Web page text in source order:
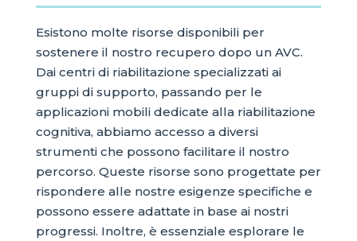
Esistono molte risorse disponibili per
sostenere il nostro recupero dopo un AVC.
Dai centri di riabilitazione specializzati ai
gruppi di supporto, passando per le
applicazioni mobili dedicate alla riabilitazione
cognitiva, abbiamo accesso a diversi
strumenti che possono facilitare il nostro
percorso. Queste risorse sono progettate per
rispondere alle nostre esigenze specifiche e
possono essere adattate in base ai nostri
progressi. Inoltre, è essenziale esplorare le